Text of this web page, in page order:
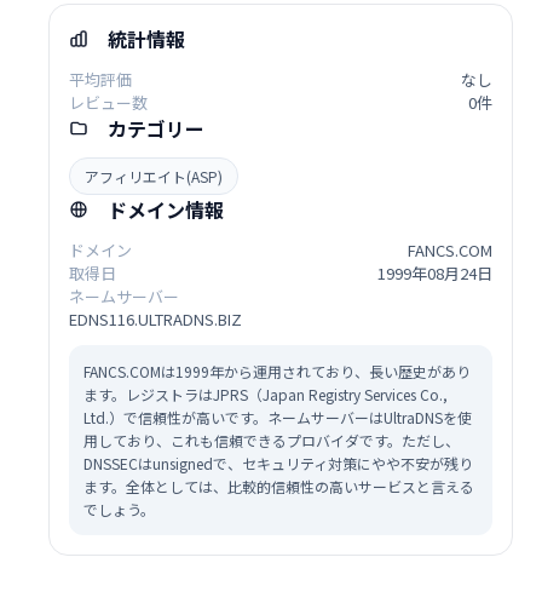
統計情報
平均評価
なし
レビュー数
0件
カテゴリー
アフィリエイト(ASP)
ドメイン情報
ドメイン
FANCS.COM
取得日
1999年08月24日
ネームサーバー
EDNS116.ULTRADNS.BIZ
FANCS.COMは1999年から運用されており、長い歴史があり
ます。レジストラはJPRS（Japan Registry Services Co.,
Ltd.）で信頼性が高いです。ネームサーバーはUltraDNSを使
用しており、これも信頼できるプロバイダです。ただし、
DNSSECはunsignedで、セキュリティ対策にやや不安が残り
ます。全体としては、比較的信頼性の高いサービスと言える
でしょう。